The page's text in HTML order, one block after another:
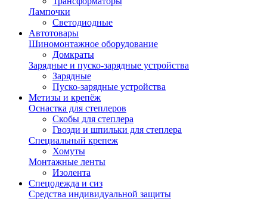
Лампочки
Светодиодные
Автотовары
Шиномонтажное оборудование
Домкраты
Зарядные и пуско-зарядные устройства
Зарядные
Пуско-зарядные устройства
Метизы и крепёж
Оснастка для степлеров
Скобы для степлера
Гвозди и шпильки для степлера
Специальный крепеж
Хомуты
Монтажные ленты
Изолента
Спецодежда и сиз
Средства индивидуальной защиты